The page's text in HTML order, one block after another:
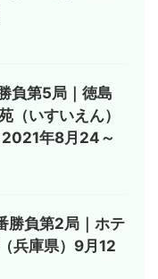
負第5局｜徳島
（いすいえん）
年8月24～
勝負第2局｜ホテ
兵庫県）9月12